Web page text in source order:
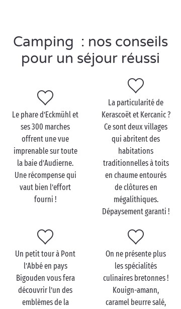
clubs enfants gratuits
, terrain multisports et bien
plus ! On prend les vacances en camping très au
sérieux chez Sandaya.
Visitez la Cornouaille en
famille
Un séjouren familleen Cornouaille sera l’occasion
de faire découvrir à vos bambins les merveilles
naturelles bretonnes. Et elles sont nombreuses : la
Pointe du Raz et son air de bout du monde,
l’archipel des Glénan
et ses eaux turquoise ou encore
les dunes de la baie d’Audierne balayées par les
pour le plus grand plaisir des petits comme des
Côté activités, vous aurez de quoi occuper vos
petites boules d’énergie, que ce soit sur terre comme
sur l’eau :randonnée
, sports nautiques ou concours
de château de sable sur l’une des (très) nombreuses
Camping : nos conseils
pour un séjour réussi
Le phare d’Eckmühl et
ses 300 marches
offrent une vue
imprenable sur toute
la baie d’Audierne.
Une récompense qui
vaut bien l’effort
fourni !
La particularité de
Kerascoët et Kercanic ?
Ce sont deux villages
qui abritent des
habitations
traditionnelles à toits
en chaume entourés
de clôtures en
mégalithiques.
Dépaysement garanti !
Un petit tour à Pont
l’Abbé en pays
Bigouden vous fera
découvrir l’un des
emblèmes de la
On ne présente plus
les spécialités
culinaires bretonnes !
Kouign-amann,
caramel beurre salé,